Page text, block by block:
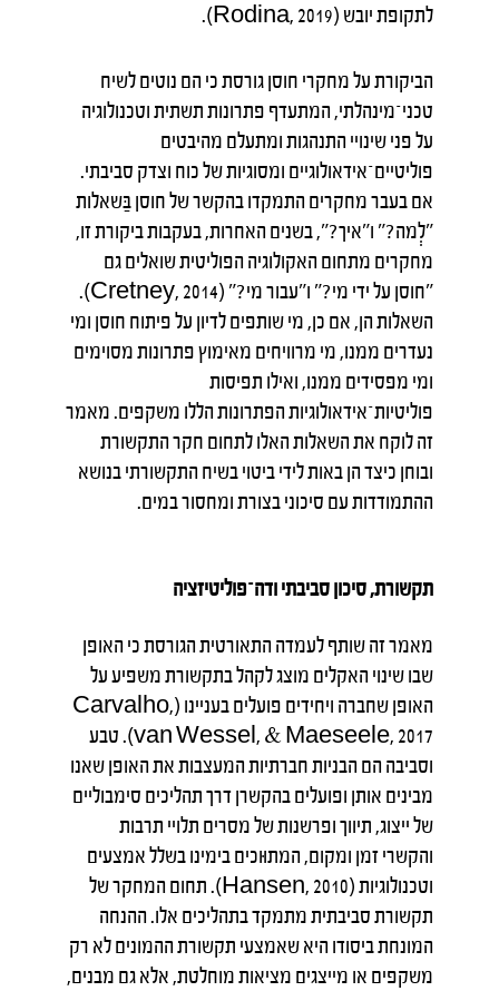
לתקופת יובש (Rodina, 2019).
הביקורת על מחקרי חוסן גורסת כי הם נוטים לשיח
טכני־מינהלתי, המתעדף פתרונות תשתית וטכנולוגיה
על פני שינויי התנהגות ומתעלם מהיבטים
פוליטיים־אידאולוגיים ומסוגיות של כוח וצדק סביבתי.
אם בעבר מחקרים התמקדו בהקשר של חוסן בַּשאלות
"לְמה?" ו"איך?", בשנים האחרות, בעקבות ביקורת זו,
מחקרים מתחום האקולוגיה הפוליטית שואלים גם
"חוסן על ידי מי?" ו"עבור מי?" (Cretney, 2014).
השאלות הן, אם כן, מי שותפים לדיון על פיתוח חוסן ומי
נעדרים ממנו, מי מרוויחים מאימוץ פתרונות מסוימים
ומי מפסידים ממנו, ואילו תפיסות
פוליטיות־אידאולוגיות הפתרונות הללו משקפים. מאמר
זה לוקח את השאלות האלו לתחום חקר התקשורת
ובוחן כיצד הן באות לידי ביטוי בשיח התקשורתי בנושא
ההתמודדות עם סיכוני בצורת ומחסור במים.
תקשורת, סיכון סביבתי ודה־פוליטיזציה
מאמר זה שותף לעמדה התאורטית הגורסת כי האופן
שבו שינוי האקלים מוצג לקהל בתקשורת משפיע על
האופן שחברה ויחידים פועלים בעניינו (Carvalho,
van Wessel, & Maeseele, 2017). טבע
וסביבה הם הבניות חברתיות המעצבות את האופן שאנו
מבינים אותן ופועלים בהקשרן דרך תהליכים סימבוליים
של ייצוג, תיווך ופרשנות של מסרים תלויי תרבות
והקשרי זמן ומקום, המתוּוכים בימינו בשלל אמצעים
וטכנולוגיות (Hansen, 2010). תחום המחקר של
תקשורת סביבתית מתמקד בתהליכים אלו. ההנחה
המונחת ביסודו היא שאמצעי תקשורת ההמונים לא רק
משקפים או מייצגים מציאות מוחלטת, אלא גם מבנים,